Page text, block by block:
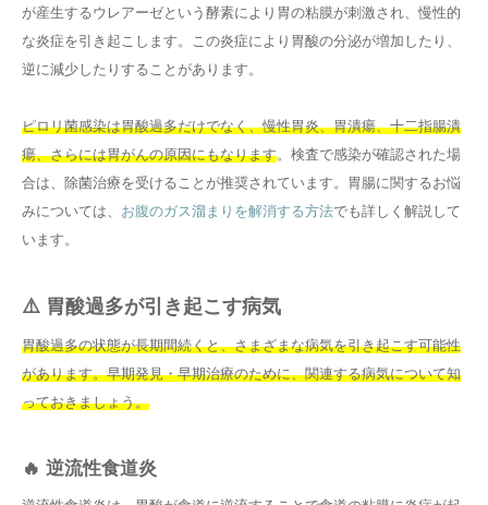
が産生するウレアーゼという酵素により胃の粘膜が刺激され、慢性的
な炎症を引き起こします。この炎症により胃酸の分泌が増加したり、
逆に減少したりすることがあります。
ピロリ菌感染は胃酸過多だけでなく、慢性胃炎、胃潰瘍、十二指腸潰
瘍、さらには胃がんの原因にもなります。検査で感染が確認された場
合は、除菌治療を受けることが推奨されています。胃腸に関するお悩
みについては、 お腹のガス溜まりを解消する方法でも詳しく解説して
います。
⚠️ 胃酸過多が引き起こす病気
胃酸過多の状態が長期間続くと、さまざまな病気を引き起こす可能性
があります。早期発見・早期治療のために、関連する病気について知
っておきましょう。
🔥 逆流性食道炎